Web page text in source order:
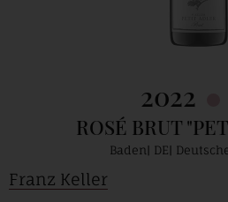
2022
ROSÉ BRUT
Baden DE
Franz Keller